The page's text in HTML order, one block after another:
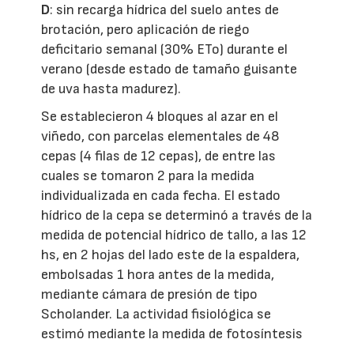
D: sin recarga hídrica del suelo antes de
brotación, pero aplicación de riego
deficitario semanal (30% ETo) durante el
verano (desde estado de tamaño guisante
de uva hasta madurez).
Se establecieron 4 bloques al azar en el
viñedo, con parcelas elementales de 48
cepas (4 filas de 12 cepas), de entre las
cuales se tomaron 2 para la medida
individualizada en cada fecha. El estado
hídrico de la cepa se determinó a través de la
medida de potencial hídrico de tallo, a las 12
hs, en 2 hojas del lado este de la espaldera,
embolsadas 1 hora antes de la medida,
mediante cámara de presión de tipo
Scholander. La actividad fisiológica se
estimó mediante la medida de fotosíntesis